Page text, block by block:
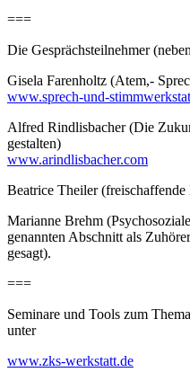
===
Die Gesprächsteilnehmer
Gisela Farenholtz (Atem,-
www.sprech-und-
Alfred Rindlisbacher (Die
gestalten)
www.arindlisbacher.com
Beatrice Theiler
Marianne Brehm
genannten Abschnitt als
gesagt).
===
Seminare und Tools zum
unter
www.zks-werkstatt.de